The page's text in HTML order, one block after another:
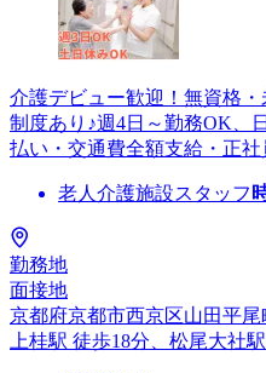
介護デビュー歓迎！無資格
制度あり♪週4日～勤務OK、
払い・交通費全額支給・正社
老人介護施設スタッフ
勤務地
面接地
京都府京都市西京区山田平尾
上桂駅 徒歩18分、松尾大社